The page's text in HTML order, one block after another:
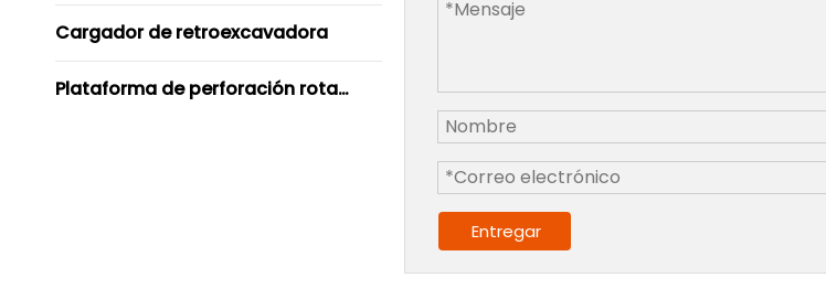
Cargador de retroexcavadora
Plataforma de perforación rotativa
Entregar